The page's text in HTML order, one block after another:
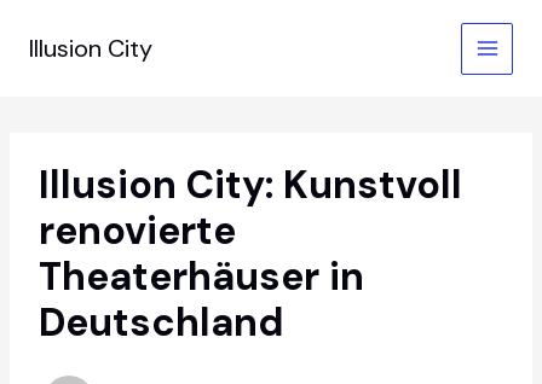
InhaltIllusion City
Illusion City: Kunstvoll
renovierte
Theaterhäuser in
Deutschland